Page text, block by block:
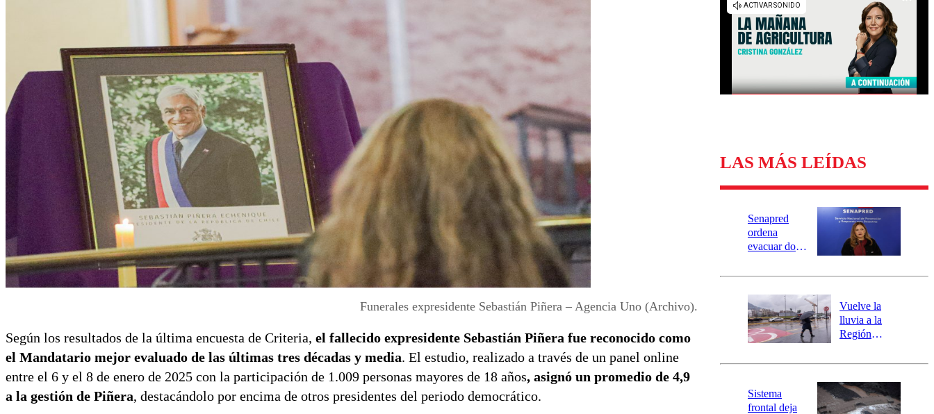
Universidad de Chile
Sustentabilidad
Funerales expresidente Sebastián Piñera – Agencia Uno (Archivo).
Según los resultados de la última encuesta de Criteria, el fallecido expresidente Sebastián Piñera fue reconocido como
el Mandatario mejor evaluado de las últimas tres décadas y media. El estudio, realizado a través de un panel online
entre el 6 y el 8 de enero de 2025 con la participación de 1.009 personas mayores de 18 años, asignó un promedio de 4,9
a la gestión de Piñera, destacándolo por encima de otros presidentes del periodo democrático.
LAS MÁS LEÍDAS
Senapred
ordena
evacuar dos
Carahue por
río Damas:
activa
mensajería
SAE
Vuelve la
lluvia a la
Región
este es el
la DMC para
este viernes
Sistema
frontal deja